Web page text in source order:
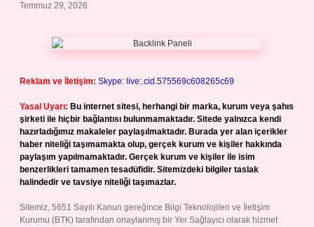
Temmuz 29, 2026
Reklam ve İletişim: Skype: live:.cid.575569c608265c69
Yasal Uyarı: Bu internet sitesi, herhangi bir marka, kurum veya şahıs
şirketi ile hiçbir bağlantısı bulunmamaktadır. Sitede yalnızca kendi
hazırladığımız makaleler paylaşılmaktadır. Burada yer alan içerikler
haber niteliği taşımamakta olup, gerçek kurum ve kişiler hakkında
paylaşım yapılmamaktadır. Gerçek kurum ve kişiler ile isim
benzerlikleri tamamen tesadüfidir. Sitemizdeki bilgiler taslak
halindedir ve tavsiye niteliği taşımazlar.
Sitemiz, 5651 Sayılı Kanun gereğince Bilgi Teknolojileri ve İletişim
Kurumu (BTK) tarafından onaylanmış bir Yer Sağlayıcı olarak hizmet